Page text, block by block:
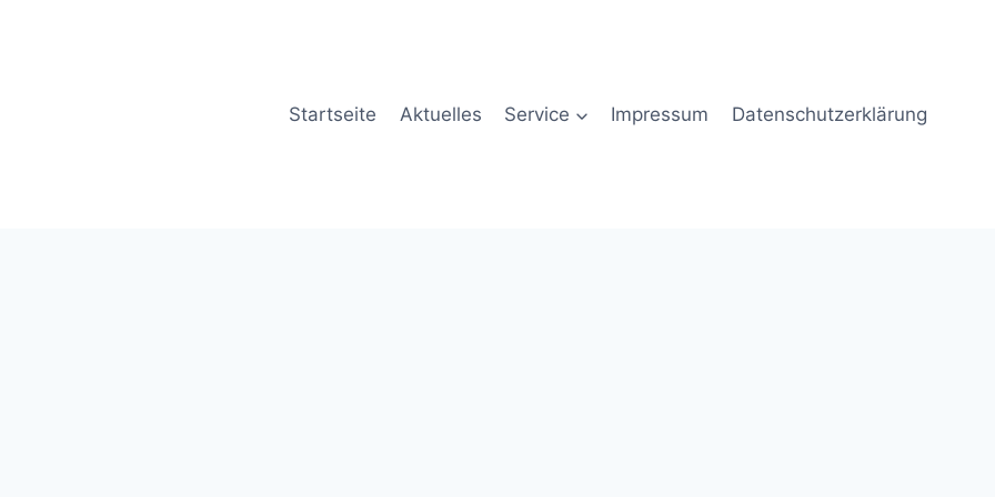
Startseite
Aktuelles Service Impressum Datenschutzerklärung